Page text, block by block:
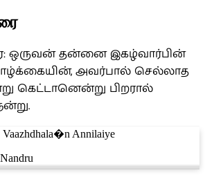
ஒருவன் தன்னை இகழ்வார்பின்
அவர்பால் செல்லாத
கெட்டானென்று பிறரால்
Vaazhdhala�n Annilaiye